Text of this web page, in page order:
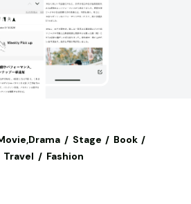
Stage
Book
Travel Fashion